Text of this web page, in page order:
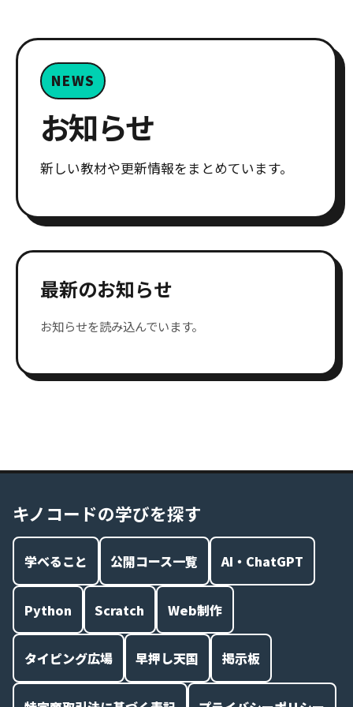
NEWS
お知らせ
新しい教材や更新情報をまとめています。
最新のお知らせ
お知らせを読み込んでいます。
キノコードの学びを探す
学べること 公開コース一覧 AI・ChatGPT
Python Scratch Web制作
タイピング広場 早押し天国 掲示板